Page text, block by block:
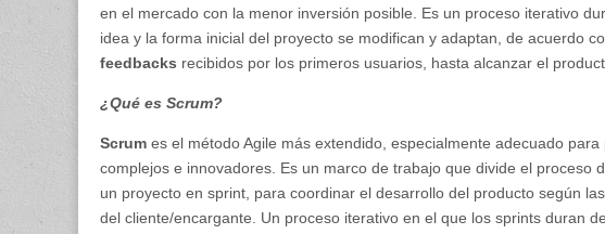
en el mercado con la menor inversión posible. Es un proceso iterativo
idea y la forma inicial del proyecto se modifican y adaptan, de acuerdo
feedbacks recibidos por los primeros usuarios, hasta alcanzar el
¿Qué es Scrum?
Scrum es el método Agile más extendido, especialmente adecuado para
complejos e innovadores. Es un marco de trabajo que divide el proceso
un proyecto en sprint, para coordinar el desarrollo del producto según
del cliente/encargante. Un proceso iterativo en el que los sprints duran